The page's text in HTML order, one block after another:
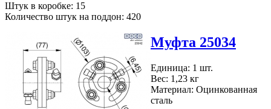
Штук в коробке: 15
Количество штук на поддон: 420
Муфта 25034
Единица: 1 шт.
Вес: 1,23 кг
Материал: Оцинкованная
сталь